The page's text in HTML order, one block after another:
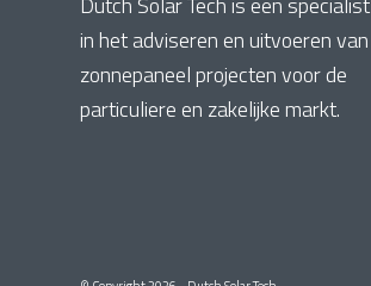
in het adviseren en uitvoeren van
zonnepaneel projecten voor de
particuliere en zakelijke markt.